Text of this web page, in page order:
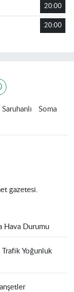
20:00
20:00
Saruhanlı
Soma
gazetesi.
Hava Durumu
Trafik Yoğunluk